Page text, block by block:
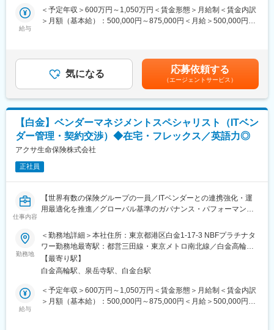
本人希望や適性、機能発揮状況等を踏まえ、グループ会社への出
向も含めたIT領域内でのローテーションを想定しております。マ
■特徴・魅力
生命保険業界のリーディングカンパニーとして、1400万人のお客
様・取引先３３万企業・総資産８７兆円（2023年3月現在）を有
し、豊富なアセットを活用して業界最大規模のシステム開発に携
わることが出来ます。
・2024-3287G
変更の範囲：会社の定める業務
質・スケジュール・コスト管理を行い、業務設計とIT実装の橋渡
しを担当します。保険商品知識を活かし、大規模案件で設計力と
調整力を発揮できます。
・保険商品要件の分析と要件定義作成
・システム設計レビューとアーキテクチャ提案
・開発ベンダーの選定・契約管理と進捗統括
■組織体制：
PM、SE、ビジネスアナリストで構成する横断チームに配属。プ
ロジェクトごとに小～大規模チームを編成し、自律的に裁量を持
■働き方：
クトフェーズに応じたリモート併用で、ワークライフバランス改
善を図れます。
■キャリアパス：
シニアPM、ソリューションアーキテクト、部門マネージャー等へ
の昇進、またはグローバルプロジェクト参画を通じて専門性を高
める道があります。
■企業の特徴／魅力：
世界的グループの安定基盤のもと、幅広い顧客基盤に影響を与え
給与
＜予定年収＞600万円～1,050万円＜賃金形態＞月給制＜賃金内訳
＞月額（基本給）：500,000円～875,000円＜月給＞500,000円～
月給(月額)は固定手当を含めた表記です。
気になる 応募依頼する
（エージェントサービス）
【白金】ベンダーマネジメントスペシャリスト（ITベン
ダー管理・契約交渉）◆在宅・フレックス／英語力◎
アクサ生命保険株式会社
正社員
仕事内容
【世界有数の保険グループの一員／ITベンダーとの連携強化・運
用最適化を推進／グローバル基準のガバナンス・パフォーマンス
■業務概要
当社のIT部門において、主にIT関連の重要ベンダー管理業務を担当
していただきます。ベンダーとの強固なパートナーシップ構築か
ら契約・財務管理、サービス品質の維持・向上まで、幅広くご活
躍いただきます。プロジェクトの安定運営やコスト最適化に寄与
する重要な役割です。
■業務詳細
・IT主要ベンダーとの関係構築および戦略的な連携強化
勤務地
＜勤務地詳細＞本社住所：東京都港区白金1-17-3 NBFプラチナタ
ワー勤務地最寄駅：都営三田線・東京メトロ南北線／白金高輪駅
受動喫煙対策：屋内喫煙可能場所あり変更の範囲：会社の定める
事業所（リモートワーク含む）
【最寄り駅】
白金高輪駅、泉岳寺駅、白金台駅
給与
＜予定年収＞600万円～1,050万円＜賃金形態＞月給制＜賃金内訳
＞月額（基本給）：500,000円～875,000円＜月給＞500,000円～